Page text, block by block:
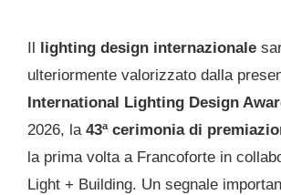
Il lighting design internazionale
ulteriormente valorizzato dalla
International Lighting Design
2026, la 43ª cerimonia di
la prima volta a Francoforte in
Light + Building. Un segnale